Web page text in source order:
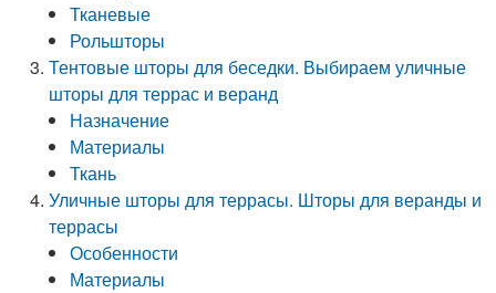
Тканевые
Рольшторы
Тентовые шторы для беседки. Выбираем уличные
шторы для террас и веранд
Назначение
Материалы
Ткань
Уличные шторы для террасы. Шторы для веранды и
террасы
Особенности
Материалы